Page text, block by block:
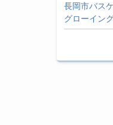
長岡市バス
グローイン